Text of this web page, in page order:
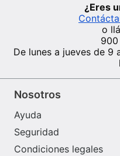
¿Eres
o
De lunes a jueves de 9
Nosotros
Ayuda
Seguridad
Condiciones legales